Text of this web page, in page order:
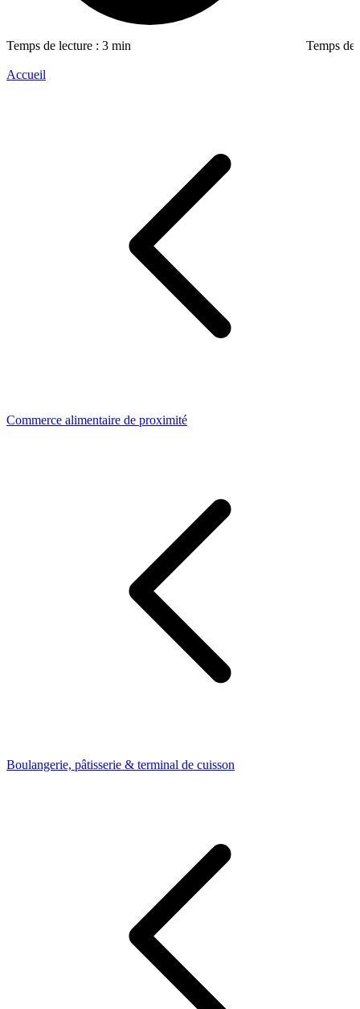
Temps de lecture : 3 min Temps de
Accueil
Commerce alimentaire de proximité
Boulangerie, pâtisserie & terminal de cuisson